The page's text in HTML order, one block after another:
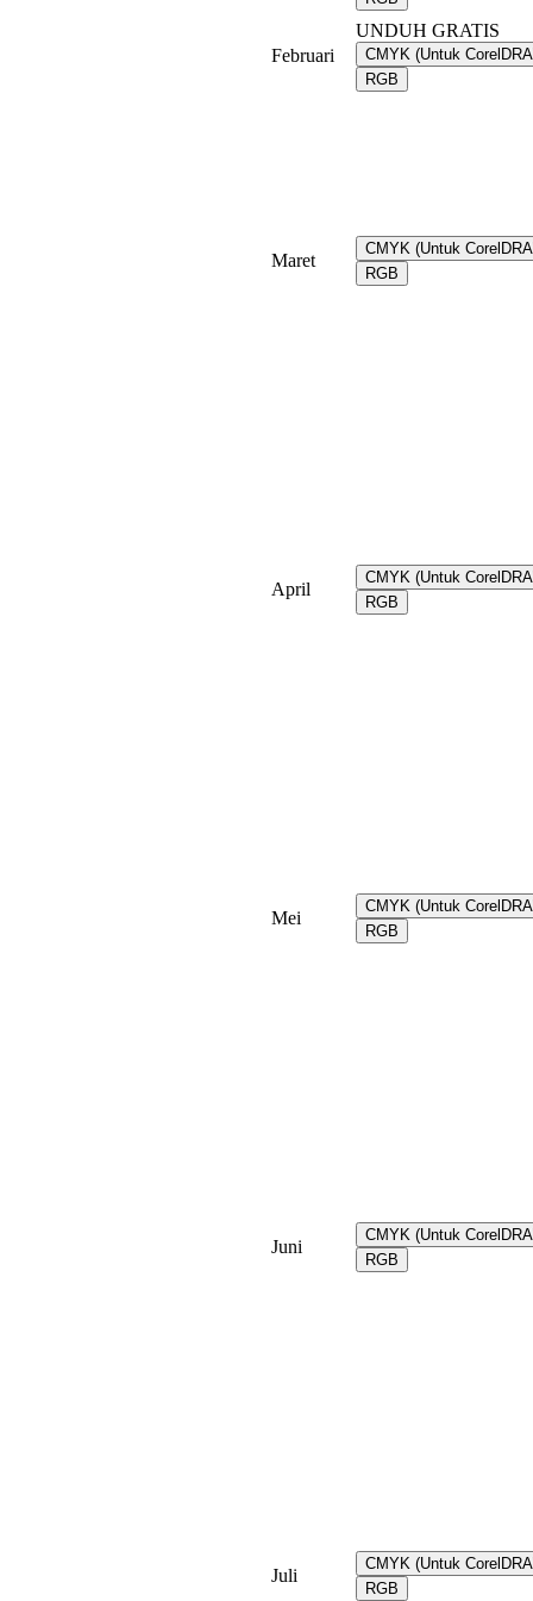
Februari
UNDUH GRATIS
CMYK (Untuk
RGB
Maret
CMYK (Untuk
RGB
April
CMYK (Untuk
RGB
Mei
CMYK (Untuk
RGB
Juni
CMYK (Untuk
RGB
Juli
CMYK (Untuk
RGB